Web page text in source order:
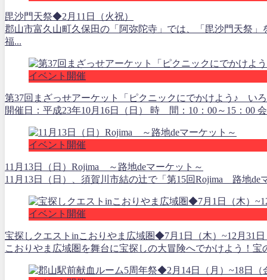
毘沙門天祭◆2月11日（火祝）
郡山市富久山町久保田の「阿弥陀寺」では、「毘沙門天祭
福...
イベント開催
第37回まざっせアーケット「ピクニックにでかけよう♪ い
開催日：平成23年10月16日（日） 時 間：10：00～15：00
イベント開催
11月13日（日）Rojima ～路地deマーケット～
11月13日（日）、須賀川市結の辻で「第15回Rojima 路地de
イベント開催
宝探しクエストinこおりやま広域圏◆7月1日（木）~12月31
こおりやま広域圏を舞台に宝探しの大冒険へでかけよう！